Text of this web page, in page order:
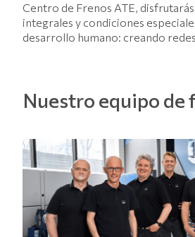
Centro de Frenos ATE,
integrales y condiciones
desarrollo humano: creando
Nuestro equipo de